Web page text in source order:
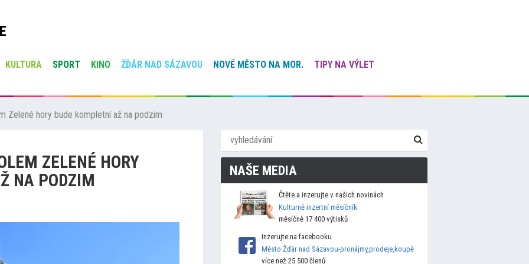
KULTURA SPORT KINO ŽĎÁR NAD SÁZAVOU NOVÉ MĚSTO NA MOR. TIPY NA VÝLET
Zelené hory bude kompletní až na podzim
ZELENÉ HORY
NA PODZIM
NAŠE MEDIA
Čtěte a inzerujte v našich novinách
Kulturně inzertní měsíčník
měsíčně 17 400 výtisků
Inzerujte na facebooku
Město Žďár nad Sázavou-pronájmy,prodeje,koupě
více než 25 500 členů